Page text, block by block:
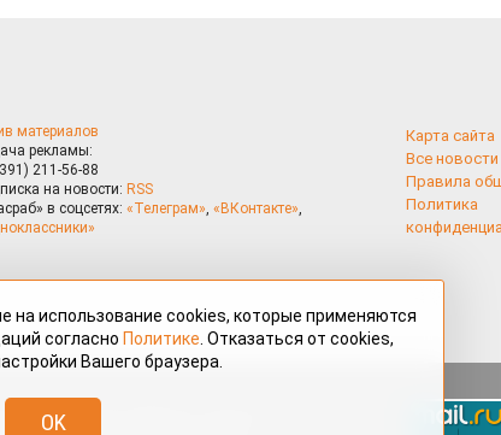
материалов
рекламы:
211-56-88
на новости: RSS
в соцсетях: «Телеграм», «ВКонтакте»,
Карта сайта
Все новости
Правила
Политика
сотрудниками редакции, нештатными
использование материалов,
на использование cookies, которые применяются
согласно Политике . Отказаться от cookies,
Вашего браузера.
OK